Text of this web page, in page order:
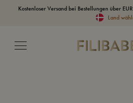
Kostenloser Versand bei Bestellungen über
Land